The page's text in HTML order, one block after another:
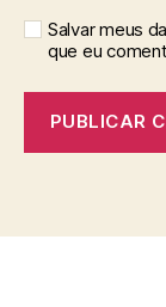
Salvar meus
que eu